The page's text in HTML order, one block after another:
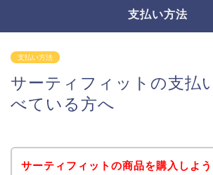
支払い方法
支払い方法
サーティフィットの支払
べている方へ
サーティフィットの商品を購入しよ